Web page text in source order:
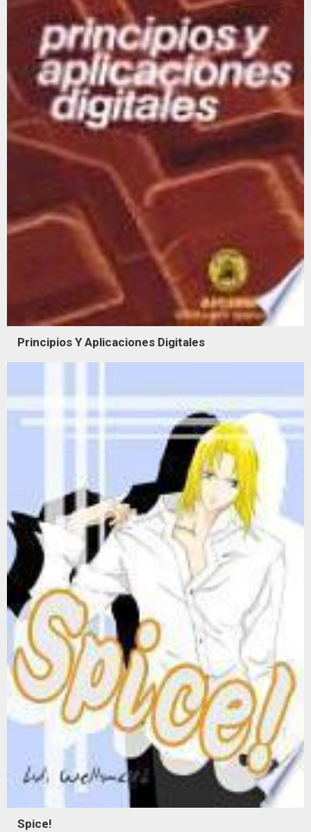
Principios Y Aplicaciones Digitales
Spice!